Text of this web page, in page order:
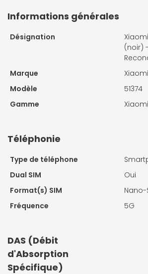
Informations générales
Désignation
(noir)
Marque
Xiaomi
Modèle
51374
Gamme
Téléphonie
Type de téléphone
Dual SIM
Oui
Format(s) SIM
Nano-
Fréquence
5G
DAS (Débit
d'Absorption
Spécifique)